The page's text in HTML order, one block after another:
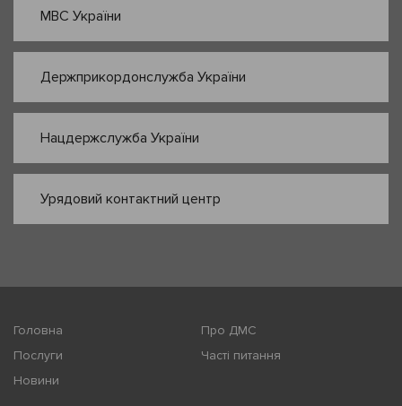
МВС України
Держприкордонслужба України
Нацдержслужба України
Урядовий контактний центр
Головна
Про ДМС
Послуги
Часті питання
Новини